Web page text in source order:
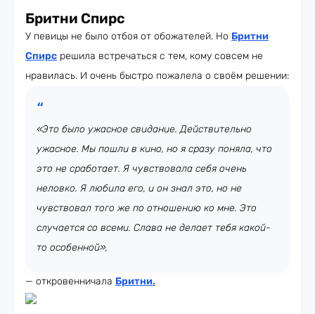
Бритни Спирс
У певицы не было отбоя от обожателей. Но Бритни
Спирс решила встречаться с тем, кому совсем не
нравилась. И очень быстро пожалела о своём решении:
«Это было ужасное свидание. Действительно
ужасное. Мы пошли в кино, но я сразу поняла, что
это не сработает. Я чувствовала себя очень
неловко. Я любила его, и он знал это, но не
чувствовал того же по отношению ко мне. Это
случается со всеми. Слава не делает тебя какой-
то особенной»,
— откровенничала Бритни.